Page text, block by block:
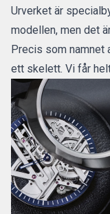
Urverket är
modellen, men det
Precis som namnet
ett skelett. Vi får